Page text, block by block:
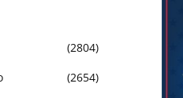
(2804)
(2654)